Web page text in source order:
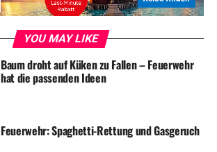
YOU MAY LIKE
Baum droht auf Küken zu Fallen – Feuerwehr
hat die passenden Ideen
Feuerwehr: Spaghetti-Rettung und Gasgeruch